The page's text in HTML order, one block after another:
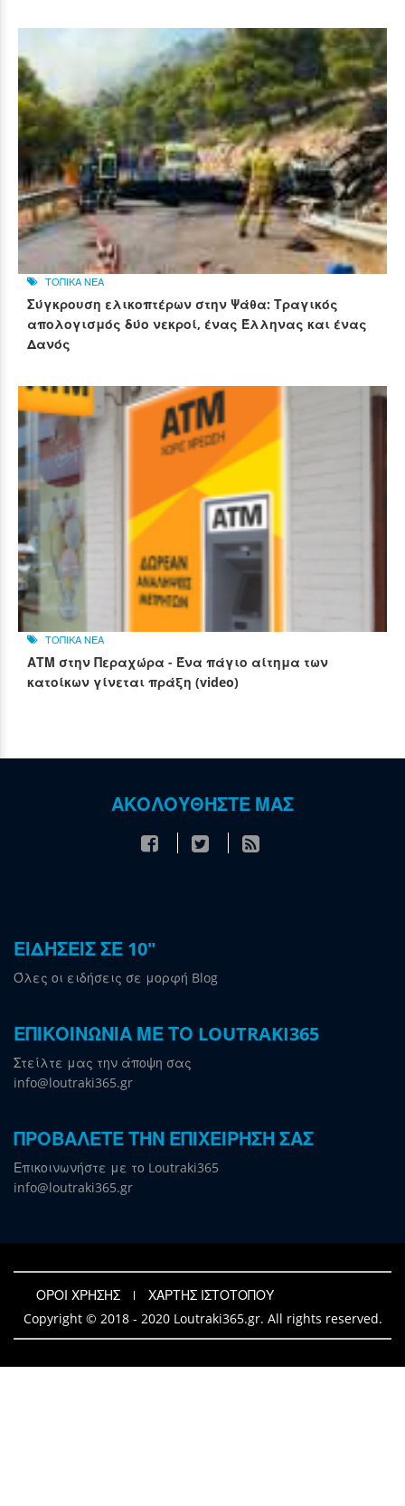
ΤΟΠΙΚΑ ΝΕΑ
Σύγκρουση ελικοπτέρων στην Ψάθα: Τραγικός
απολογισμός δύο νεκροί, ένας Έλληνας και ένας
Δανός
ΤΟΠΙΚΑ ΝΕΑ
ΑΤΜ στην Περαχώρα - Ένα πάγιο αίτημα των
κατοίκων γίνεται πράξη (video)
ΑΚΟΛΟΥΘΗΣΤΕ ΜΑΣ
ΕΙΔΗΣΕΙΣ ΣΕ 10"
Όλες οι ειδήσεις σε μορφή Blog
ΕΠΙΚΟΙΝΩΝΙΑ ΜΕ ΤΟ LOUTRAKI365
Στείλτε μας την άποψη σας
info@loutraki365.gr
ΠΡΟΒΑΛΕΤΕ ΤΗΝ ΕΠΙΧΕΙΡΗΣΗ ΣΑΣ
Επικοινωνήστε με το Loutraki365
info@loutraki365.gr
ΟΡΟΙ ΧΡΗΣΗΣ
ΧΑΡΤΗΣ ΙΣΤΟΤΟΠΟΥ
Copyright © 2018 - 2020 Loutraki365.gr. All rights reserved.